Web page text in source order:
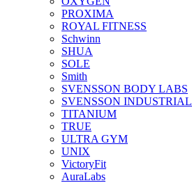
PROXIMA
ROYAL FITNESS
Schwinn
SHUA
SOLE
Smith
SVENSSON BODY LABS
SVENSSON INDUSTRIAL
TITANIUM
TRUE
ULTRA GYM
UNIX
VictoryFit
AuraLabs